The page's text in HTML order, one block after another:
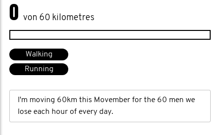
0 von 60 kilometres
Walking
Running
I'm moving 60km this Movember for the 60 men we
lose each hour of every day.